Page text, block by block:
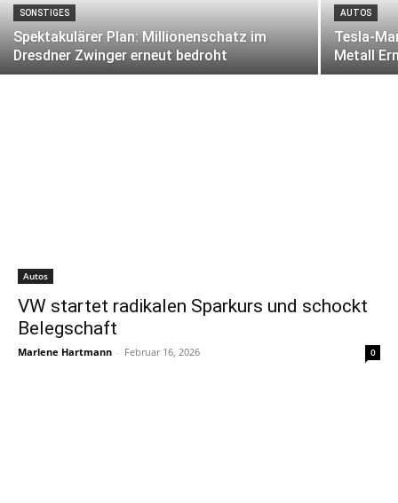
SONSTIGES
Spektakulärer Plan: Millionenschatz im
Dresdner Zwinger erneut bedroht
AUTOS
Tesla-
Metall
Autos
VW startet radikalen Sparkurs und schockt
Belegschaft
Marlene Hartmann - Februar 16, 2026 0